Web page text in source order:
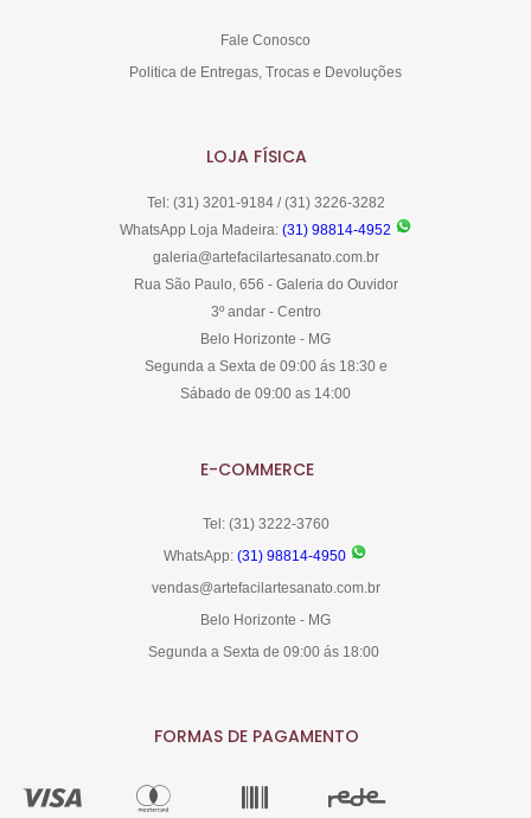
Fale Conosco
Politica de Entregas, Trocas e Devoluções
LOJA FÍSICA
Tel: (31) 3201-9184 / (31) 3226-3282
WhatsApp Loja Madeira: (31) 98814-4952
galeria@artefacilartesanato.com.br
Rua São Paulo, 656 - Galeria do Ouvidor
3º andar - Centro
Belo Horizonte - MG
Segunda a Sexta de 09:00 ás 18:30 e
Sábado de 09:00 as 14:00
E-COMMERCE
Tel: (31) 3222-3760
WhatsApp: (31) 98814-4950
vendas@artefacilartesanato.com.br
Belo Horizonte - MG
Segunda a Sexta de 09:00 ás 18:00
FORMAS DE PAGAMENTO